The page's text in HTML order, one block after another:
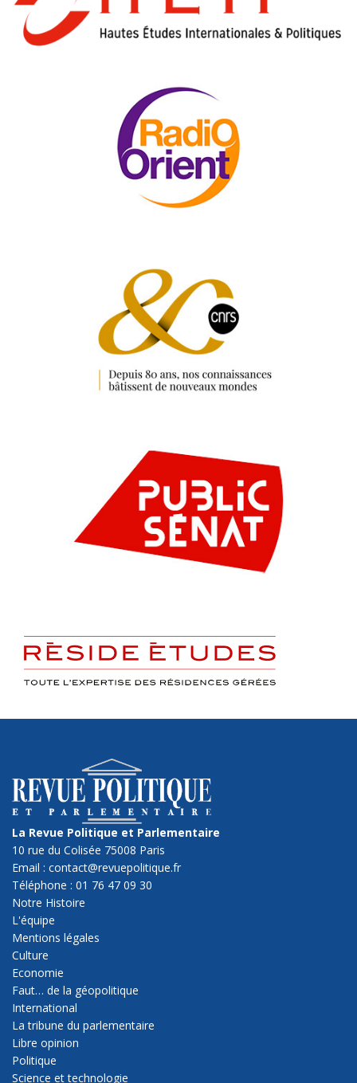
La Revue Politique et Parlementaire
10 rue du Colisée 75008 Paris
Email : contact@revuepolitique.fr
Téléphone : 01 76 47 09 30
Notre Histoire
L'équipe
Mentions légales
Culture
Economie
Faut… de la géopolitique
International
La tribune du parlementaire
Libre opinion
Politique
Science et technologie